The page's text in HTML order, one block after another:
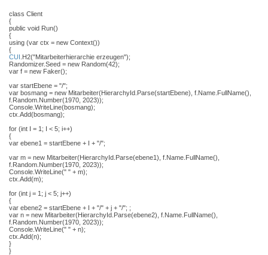
class Client
{
public void Run()
{
using (var ctx = new Context())
{
CUI .H2("Mitarbeiterhierarchie erzeugen");
Randomizer.Seed = new Random(42);
var f = new Faker();
var startEbene = "/";
var bosmang = new Mitarbeiter(HierarchyId.Parse(startEbene), f.Name.FullName(),
f.Random.Number(1970, 2023));
Console.WriteLine(bosmang);
ctx.Add(bosmang);
for (int I = 1; I < 5; i++)
{
var ebene1 = startEbene + I + "/";
var m = new Mitarbeiter(HierarchyId.Parse(ebene1), f.Name.FullName(),
f.Random.Number(1970, 2023));
Console.WriteLine(" " + m);
ctx.Add(m);
for (int j = 1; j < 5; j++)
{
var ebene2 = startEbene + I + "/" + j + "/"; ;
var n = new Mitarbeiter(HierarchyId.Parse(ebene2), f.Name.FullName(),
f.Random.Number(1970, 2023));
Console.WriteLine(" " + n);
ctx.Add(n);
}
}